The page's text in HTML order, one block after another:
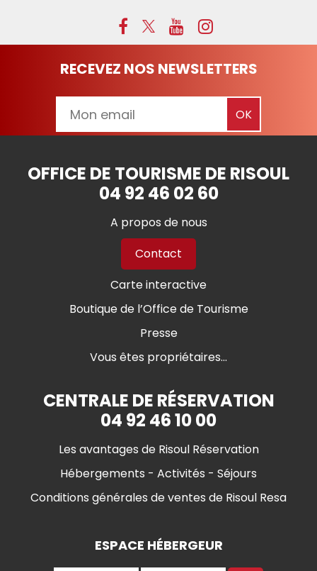
RECEVEZ NOS NEWSLETTERS
OFFICE DE TOURISME DE RISOUL
04 92 46 02 60
A propos de nous
Contact
Carte interactive
Boutique de l’Office de Tourisme
Presse
Vous êtes propriétaires...
CENTRALE DE RÉSERVATION
04 92 46 10 00
Les avantages de Risoul Réservation
Hébergements - Activités - Séjours
Conditions générales de ventes de Risoul Resa
ESPACE HÉBERGEUR